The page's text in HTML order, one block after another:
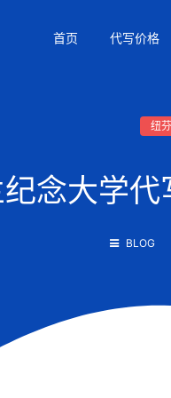
首页 代写价格
纽
念大学
BLOG